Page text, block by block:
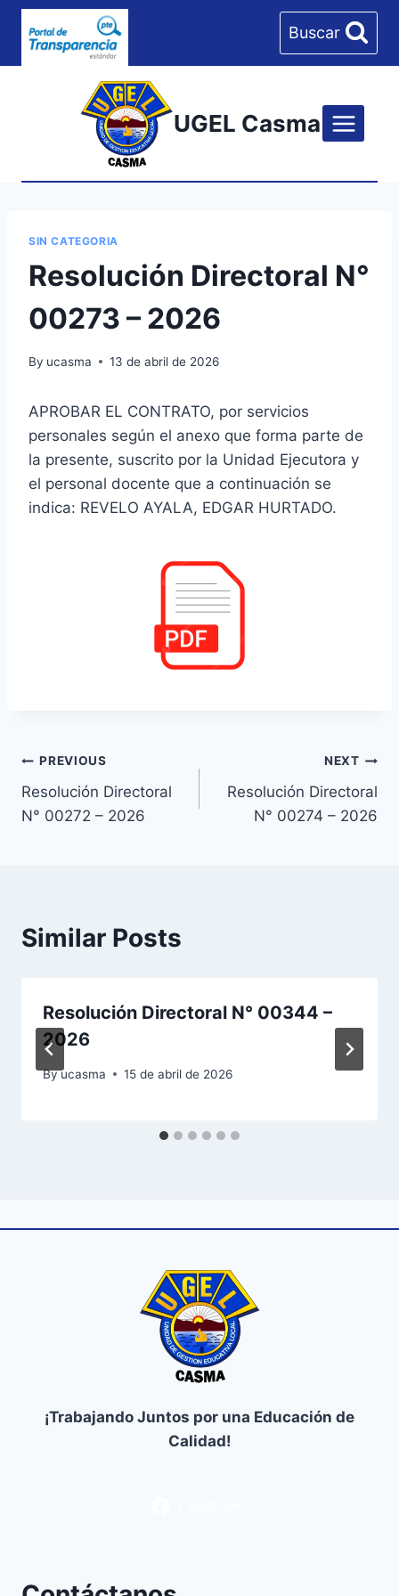
Skip
Buscar
UGEL Casma
SIN CATEGORIA
Resolución Directoral N°
00273 – 2026
By ucasma 13 de abril de 2026
APROBAR EL CONTRATO, por servicios
personales según el anexo que forma parte de
la presente, suscrito por la Unidad Ejecutora y
el personal docente que a continuación se
indica: REVELO AYALA, EDGAR HURTADO.
Navegación
de
PREVIOUS
Resolución Directoral
N° 00272 – 2026
NEXT
Resolución Directoral
N° 00274 – 2026
Similar Posts
Resolución Directoral N° 00344 –
2026
Byucasma 15 de abril de 2026
¡Trabajando Juntos por una Educación de
Calidad!